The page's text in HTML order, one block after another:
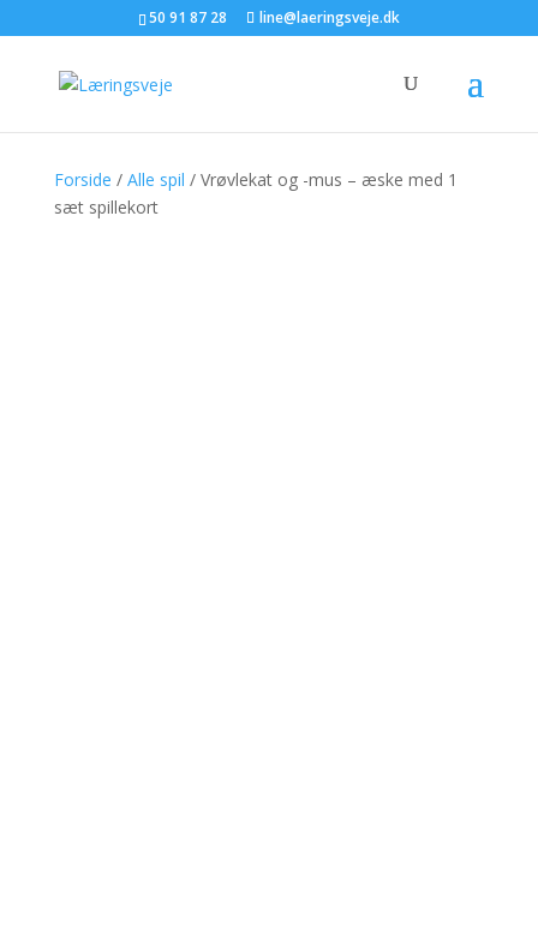
50 91 87 28 line@laeringsveje.dk
Forside / Alle spil / Vrøvlekat og -mus – æske med 1
sæt spillekort